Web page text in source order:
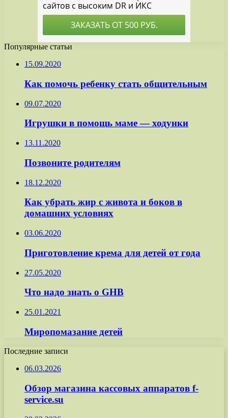
Популярные статьи
15.09.2020
Как помочь ребенку стать общительным
09.07.2020
Игрушки в помощь маме — ходунки
13.11.2020
Позвоните родителям
18.12.2020
Как убрать жир с живота и боков в
домашних условиях
03.06.2020
Приготовление крема для детей от года
27.05.2020
Что надо знать о GНВ
25.01.2021
Миропомазание детей
Последние записи
06.03.2026
Обзор магазина кассовых аппаратов f-
service.su